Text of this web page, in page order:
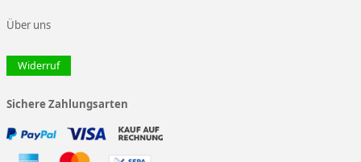
Über uns
Widerruf
Sichere Zahlungsarten